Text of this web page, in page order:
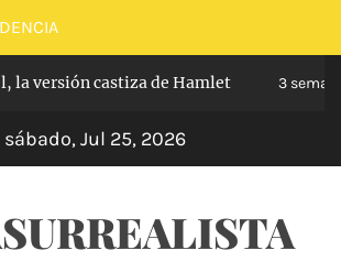
versión castiza de Hamlet 3
sábado, Jul 25, 2026